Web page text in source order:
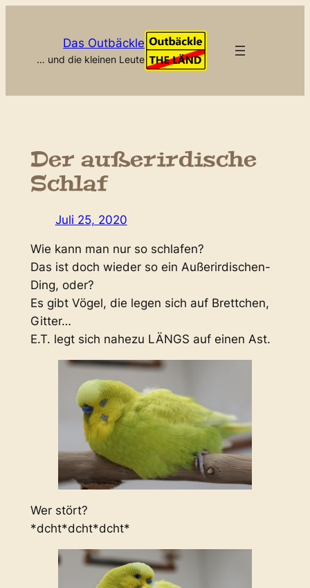
Das Outbäckle
… und die kleinen Leute
Der außerirdische
Schlaf
Juli 25, 2020
Wie kann man nur so schlafen?
Das ist doch wieder so ein Außerirdischen-
Ding, oder?
Es gibt Vögel, die legen sich auf Brettchen,
Gitter…
E.T. legt sich nahezu LÄNGS auf einen Ast.
Wer stört?
*dcht*dcht*dcht*